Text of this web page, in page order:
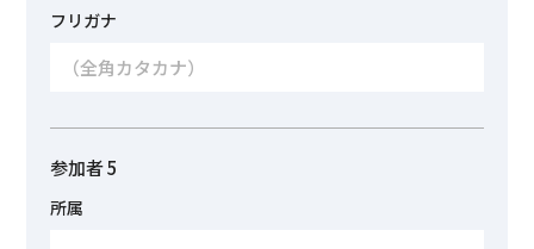
フリガナ
参加者 5
所属